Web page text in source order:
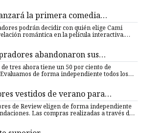
la primera comedia
interactiva Choose Love, donde
podrán decidir el final
podrán decidir con quién elige Cami
romántica en la película interactiva.
abandonaron sus
por el 50% de Ododos
de tres ahora tiene un 50 por ciento de
vestidos de verano para
Alice + Olivia, Asos, J.Crew y más
de Review eligen de forma independiente
realizadas a través de